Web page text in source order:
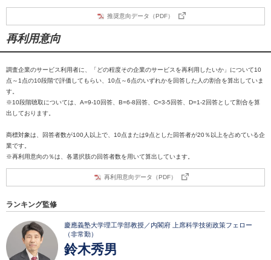
推奨意向データ（PDF）
再利用意向
調査企業のサービス利用者に、「どの程度その企業のサービスを再利用したいか」について10
点～1点の10段階で評価してもらい、10点～6点のいずれかを回答した人の割合を算出していま
す。
※10段階聴取については、A=9-10回答、B=6-8回答、C=3-5回答、D=1-2回答として割合を算
出しております。
商標対象は、回答者数が100人以上で、10点または9点とした回答者が20％以上を占めている企
業です。
※再利用意向の％は、各選択肢の回答者数を用いて算出しています。
再利用意向データ（PDF）
ランキング監修
慶應義塾大学理工学部教授／内閣府 上席科学技術政策フェロー
（非常勤）
鈴木秀男